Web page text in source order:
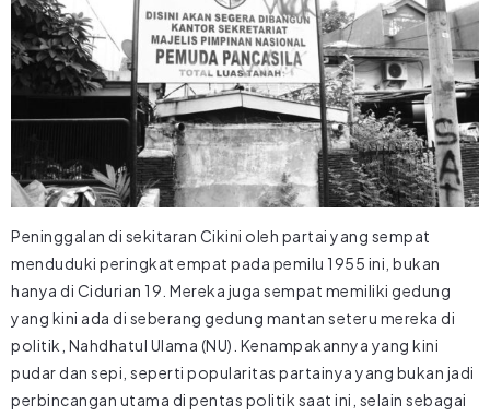
Peninggalan di sekitaran Cikini oleh partai yang sempat
menduduki peringkat empat pada pemilu 1955 ini, bukan
hanya di Cidurian 19. Mereka juga sempat memiliki gedung
yang kini ada di seberang gedung mantan seteru mereka di
politik, Nahdhatul Ulama (NU). Kenampakannya yang kini
pudar dan sepi, seperti popularitas partainya yang bukan jadi
perbincangan utama di pentas politik saat ini, selain sebagai